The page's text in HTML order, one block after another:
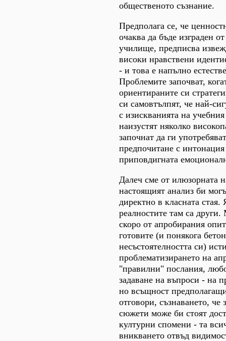
общественото съзнание.
Предполага се, че
очаква да бъде изграден
училище, предписва
високи нравствени
- и това е напълно
Проблемите започват,
ориентираните си
си самовтълпят, че най-
с изискванията на
наизустят няколко
започнат да ги
предпочитане с
приповдигната
Далеч сме от илюзорната
настоящият анализ би
директно в класната стая.
реалностите там са
скоро от апробирания
готовите (и понякога
несъстоятелността си)
проблематизирането на
"правилни" послания,
задаване на въпроси - на
но всъщност
отговори, съзнаването, че
сюжети може би стоят
културни спомени - та
вникването отвъд